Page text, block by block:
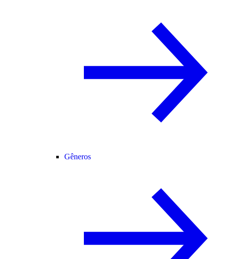
Gêneros